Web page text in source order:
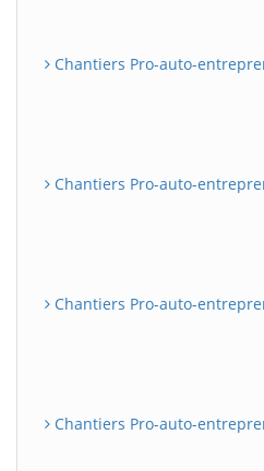
Chantiers Pro-auto-
Chantiers Pro-auto-
Chantiers Pro-auto-
Chantiers Pro-auto-